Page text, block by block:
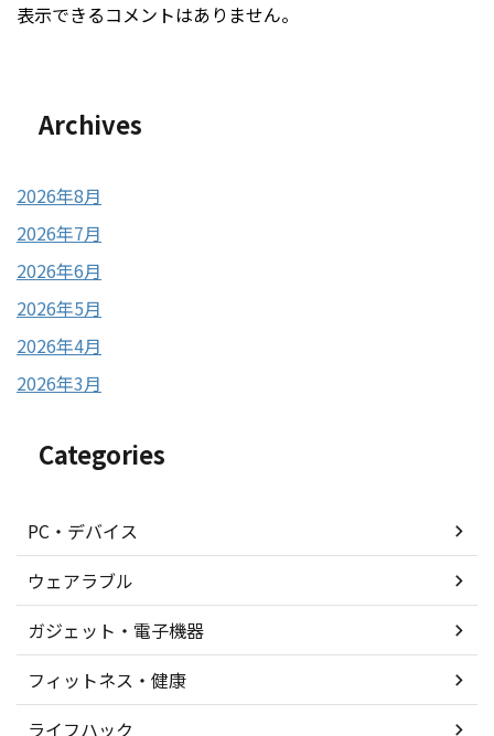
表示できるコメントはありません。
Archives
2026年8月
2026年7月
2026年6月
2026年5月
2026年4月
2026年3月
Categories
PC・デバイス
ウェアラブル
ガジェット・電子機器
フィットネス・健康
ライフハック